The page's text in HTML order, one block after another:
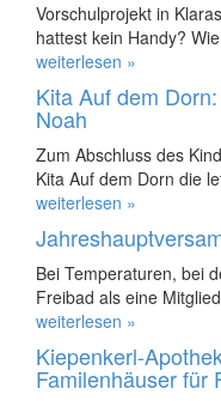
Vorschulprojekt in
hattest kein Handy?
weiterlesen »
Kita Auf dem
Noah
Zum Abschluss des
Kita Auf dem Dorn die
weiterlesen »
Bei Temperaturen, bei
Freibad als eine
weiterlesen »
Kiepenkerl-
Familenhäuser für